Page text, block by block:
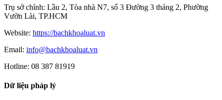
Trụ sở chính: Lầu 2, Tòa nhà N7, số 3 Đường 3 tháng 2, Phường
Vườn Lài, TP.HCM
Website: https://bachkhoaluat.vn
Email: info@bachkhoaluat.vn
Hotline: 08 387 81919
Dữ liệu pháp lý